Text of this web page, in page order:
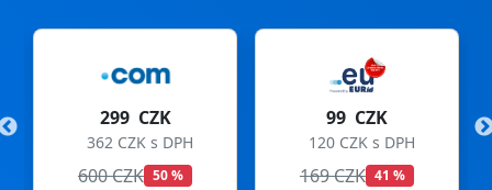
299 CZK
362 CZK s DPH
600 CZK 50 %
99 CZK
120 CZK s DPH
169 CZK 41 %